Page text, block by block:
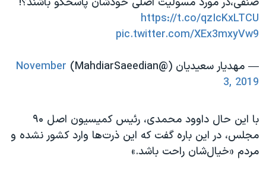
https://t.co/qzIcKxLTCU
pic.twitter.com/XEx3mxyVw9
— مهدیار سعیدیان (@MahdiarSaeedian)
November
3, 2019
با این حال داوود محمدی، رئیس کمیسیون اصل ۹۰
مجلس، در این باره گفت که این ذرت‌ها وارد کشور نشده و
مردم «خیال‌شان راحت باشد.»